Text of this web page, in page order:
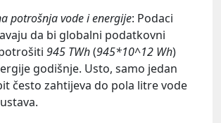
potrošnja vode i energije: Podaci
da bi globalni podatkovni
945 TWh(945*10^12 Wh)
godišnje. Usto, samo jedan
često zahtijeva do pola litre vode